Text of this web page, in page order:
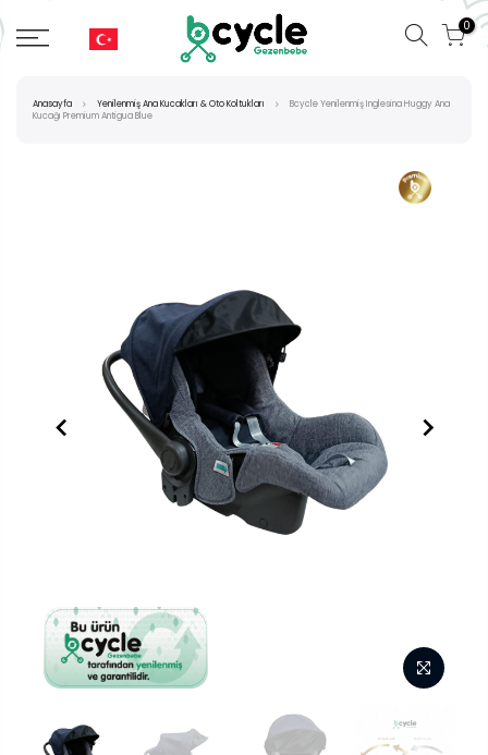
0
Anasayfa Yenilenmiş Ana Kucakları & Oto Koltukları
Bcycle Yenilenmiş Inglesina Huggy Ana
Kucağı Premium Antigua Blue